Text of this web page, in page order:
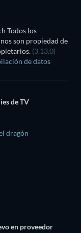
Todos los
son propiedad de
(3.13.0)
de datos
de TV
dragón
en proveedor